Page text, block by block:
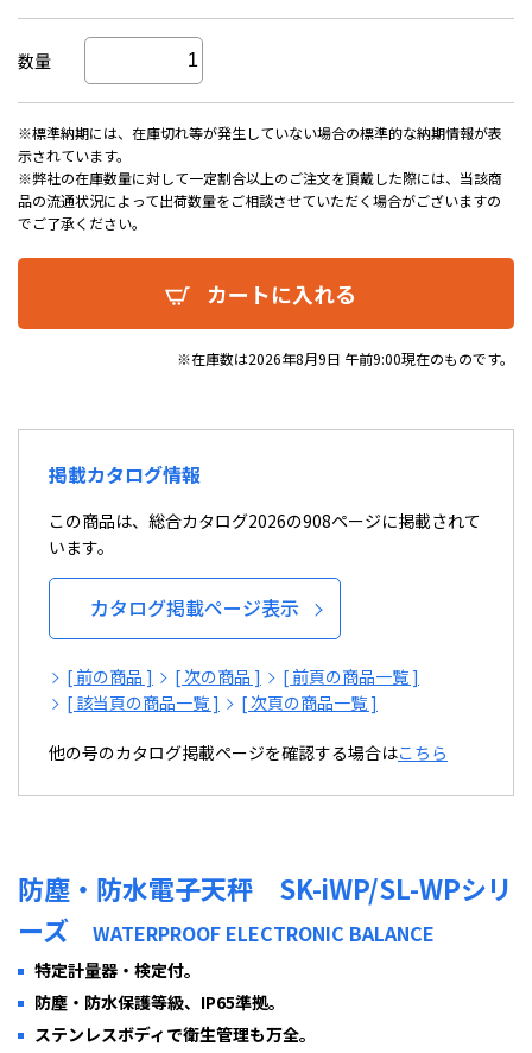
数量
※標準納期には、在庫切れ等が発生していない場合の標準的な納期情報が表
示されています。
※弊社の在庫数量に対して一定割合以上のご注文を頂戴した際には、当該商
品の流通状況によって出荷数量をご相談させていただく場合がございますの
でご了承ください。
カートに入れる
※在庫数は2026年8月9日 午前9:00現在のものです。
掲載カタログ情報
この商品は、総合カタログ2026の908ページに掲載されて
います。
カタログ掲載ページ表示
[ 前の商品 ] [ 次の商品 ]
[ 前頁の商品一覧 ]
[ 該当頁の商品一覧 ]
[ 次頁の商品一覧 ]
他の号のカタログ掲載ページを確認する場合はこちら
防塵・防水電子天秤 SK-iWP/SL-WPシリ
ーズ
WATERPROOF ELECTRONIC BALANCE
特定計量器・検定付。
防塵・防水保護等級、IP65準拠。
ステンレスボディで衛生管理も万全。